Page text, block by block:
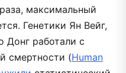
максимальный
Генетики Ян Вейг,
Донг работали с
смертности (Human